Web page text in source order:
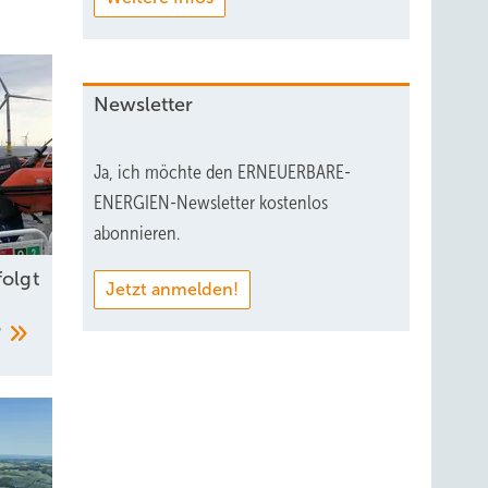
Newsletter
Ja, ich möchte den ERNEUERBARE-
ENERGIEN-Newsletter kostenlos
abonnieren.
Jetzt anmelden!